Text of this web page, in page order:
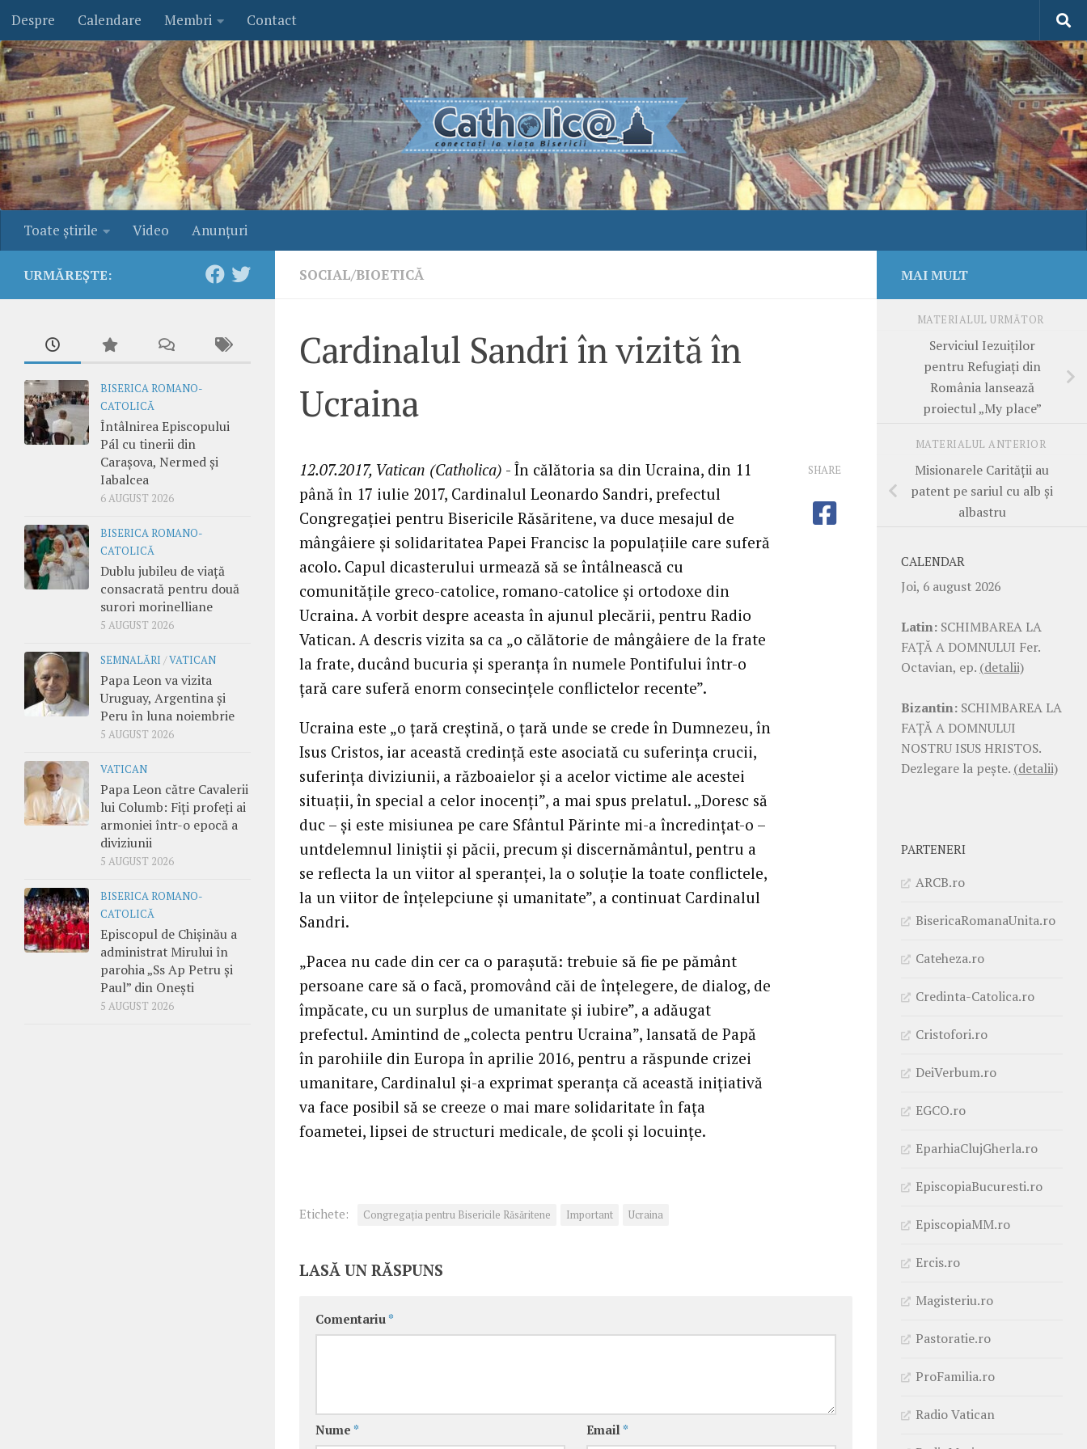
Skip to content
Despre Calendare Membri Contact
Toate ştirile Video Anunţuri
SOCIAL/BIOETICĂ
Cardinalul Sandri în vizită în
Ucraina
12.07.2017, Vatican (Catholica) - În călătoria sa din Ucraina, din 11
până în 17 iulie 2017, Cardinalul Leonardo Sandri, prefectul
Congregației pentru Bisericile Răsăritene, va duce mesajul de
mângâiere și solidaritatea Papei Francisc la populațiile care suferă
acolo. Capul dicasterului urmează să se întâlnească cu
comunitățile greco-catolice, romano-catolice și ortodoxe din
Ucraina. A vorbit despre aceasta în ajunul plecării, pentru Radio
Vatican. A descris vizita sa ca „o călătorie de mângâiere de la frate
la frate, ducând bucuria și speranța în numele Pontifului într-o
țară care suferă enorm consecințele conflictelor recente”.
Ucraina este „o țară creștină, o țară unde se crede în Dumnezeu, în
Isus Cristos, iar această credință este asociată cu suferința crucii,
suferința diviziunii, a războaielor și a acelor victime ale acestei
situații, în special a celor inocenți”, a mai spus prelatul. „Doresc să
duc – și este misiunea pe care Sfântul Părinte mi-a încredințat-o –
untdelemnul liniștii și păcii, precum și discernământul, pentru a
se reflecta la un viitor al speranței, la o soluție la toate conflictele,
la un viitor de înțelepciune și umanitate”, a continuat Cardinalul
Sandri.
„Pacea nu cade din cer ca o parașută: trebuie să fie pe pământ
persoane care să o facă, promovând căi de înțelegere, de dialog, de
împăcate, cu un surplus de umanitate și iubire”, a adăugat
prefectul. Amintind de „colecta pentru Ucraina”, lansată de Papă
în parohiile din Europa în aprilie 2016, pentru a răspunde crizei
umanitare, Cardinalul și-a exprimat speranța că această inițiativă
va face posibil să se creeze o mai mare solidaritate în fața
foametei, lipsei de structuri medicale, de școli și locuințe.
SHARE
Etichete: Congregaţia pentru Bisericile Răsăritene Important Ucraina
LASĂ UN RĂSPUNS
Comentariu *
Nume * Email *
URMĂREȘTE:
BISERICA ROMANO-
CATOLICĂ
Întâlnirea Episcopului
Pál cu tinerii din
Carașova, Nermed și
Iabalcea
6 AUGUST 2026
BISERICA ROMANO-
CATOLICĂ
Dublu jubileu de viață
consacrată pentru două
surori morinelliane
5 AUGUST 2026
SEMNALĂRI /VATICAN
Papa Leon va vizita
Uruguay, Argentina și
Peru în luna noiembrie
5 AUGUST 2026
VATICAN
Papa Leon către Cavalerii
lui Columb: Fiți profeți ai
armoniei într-o epocă a
diviziunii
5 AUGUST 2026
BISERICA ROMANO-
CATOLICĂ
Episcopul de Chișinău a
administrat Mirului în
parohia „Ss Ap Petru și
Paul” din Onești
5 AUGUST 2026
MAI MULT
MATERIALUL URMĂTOR
Serviciul Iezuiților
pentru Refugiați din
România lansează
proiectul „My place”
MATERIALUL ANTERIOR
Misionarele Carității au
patent pe sariul cu alb și
albastru
CALENDAR
Joi, 6 august 2026
Latin: SCHIMBAREA LA
FAŢĂ A DOMNULUI Fer.
Octavian, ep. (detalii)
Bizantin: SCHIMBAREA LA
FAŢĂ A DOMNULUI
NOSTRU ISUS HRISTOS.
Dezlegare la pește. (detalii)
PARTENERI
ARCB.ro
BisericaRomanaUnita.ro
Cateheza.ro
Credinta-Catolica.ro
Cristofori.ro
DeiVerbum.ro
EGCO.ro
EparhiaClujGherla.ro
EpiscopiaBucuresti.ro
EpiscopiaMM.ro
Ercis.ro
Magisteriu.ro
Pastoratie.ro
ProFamilia.ro
Radio Vatican